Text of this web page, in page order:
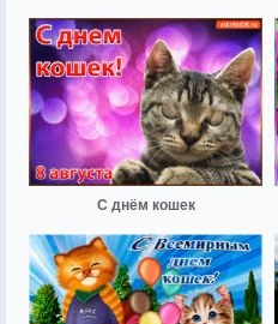
С днём кошек